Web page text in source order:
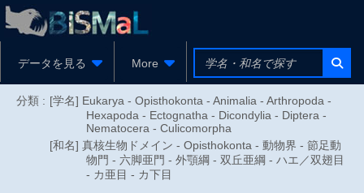
データを見る More
分類 : [学名] Eukarya - Opisthokonta - Animalia - Arthropoda -
Hexapoda - Ectognatha - Dicondylia - Diptera -
Nematocera - Culicomorpha
[和名] 真核生物ドメイン - Opisthokonta - 動物界 - 節足動
物門 - 六脚亜門 - 外顎綱 - 双丘亜綱 - ハエ／双翅目
- カ亜目 - カ下目